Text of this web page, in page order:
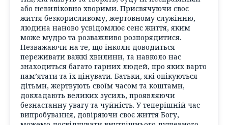
або невиліковно хворими. Присвячуючи своє
життя безкорисливому, жертовному служінню,
людина наново усвідомлює сенс життя, яким
може мудро та розважливо розпорядитися.
Незважаючи на те, що інколи доводиться
переживати важкі хвилини, та навколо нас
знаходиться багато гарних людей, про яких варто
пам’ятати та їх цінувати. Батьки, які опікуються
дітьми, жертвують своїм часом та коштами,
докладають великих зусиль, проявляючи
безнастанну увагу та чуйність. У теперішній час
випробування, довіряючи своє життя Богу,